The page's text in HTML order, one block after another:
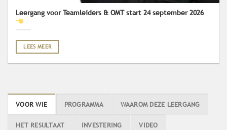
Leergang voor Teamleiders & OMT start 24 september 2026
LEES MEER
VOOR WIE PROGRAMMA WAAROM DEZE LEERGANG
HET RESULTAAT INVESTERING VIDEO